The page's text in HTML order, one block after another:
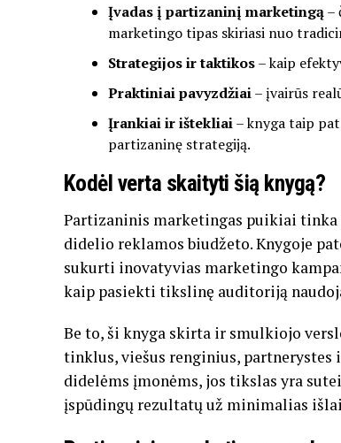
Įvadas į partizaninį marketingą–
marketingo tipas skiriasi nuo
Strategijos ir taktikos– kaip
Praktiniai pavyzdžiai– įvairūs
Įrankiai ir ištekliai– knyga taip
partizaninę strategiją.
Kodėl verta skaityti šią knygą?
Partizaninis marketingas puikiai tinka
didelio reklamos biudžeto. Knygoje
sukurti inovatyvias marketingo
kaip pasiekti tikslinę auditoriją
Be to, ši knyga skirta ir smulkiojo
tinklus, viešus renginius,
didelėms įmonėms, jos tikslas yra
įspūdingų rezultatų už minimalias